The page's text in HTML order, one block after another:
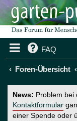
FAQ
Foren-Übersicht
News: Problem bei
Kontaktformular
einer Spende oder